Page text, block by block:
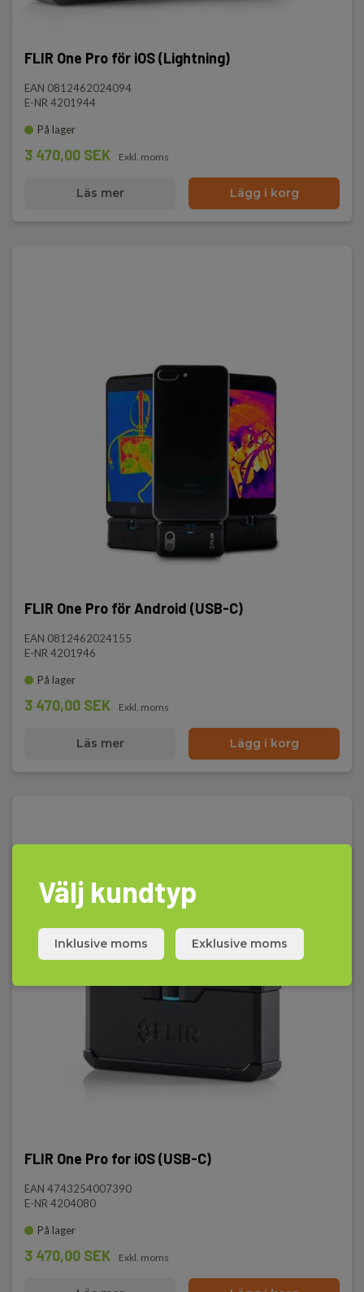
FLIR One Pro för iOS (Lightning)
EAN 0812462024094
E-NR 4201944
På lager
3 470,00 SEK Exkl. moms
Läs mer Lägg i korg
FLIR One Pro för Android (USB-C)
EAN 0812462024155
E-NR 4201946
På lager
3 470,00 SEK Exkl. moms
Läs mer Lägg i korg
FLIR One Pro for iOS (USB-C)
EAN 4743254007390
E-NR 4204080
På lager
3 470,00 SEK Exkl. moms
Välj kundtyp
Inklusive moms Exklusive moms